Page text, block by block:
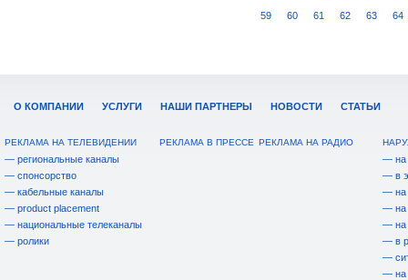
59 60 61 62 63 64
О КОМПАНИИ УСЛУГИ НАШИ ПАРТНЕРЫ НОВОСТИ СТАТЬИ
РЕКЛАМА НА ТЕЛЕВИДЕНИИ
— региональные каналы
— спонсорство
— кабельные каналы
— product placement
— национальные телеканалы
— ролики
РЕКЛАМА В ПРЕССЕ РЕКЛАМА НА РАДИО
— на
— в
— на
— на
— на
— в
—
— на